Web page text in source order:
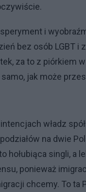
i
bez osób LGBT i
za to z piórkiem
jak może
władz
na dwie
hołubiąca singli, a
ponieważ
chcemy. To ta